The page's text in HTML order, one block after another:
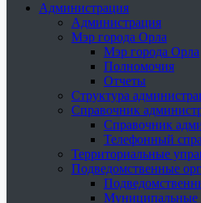
Администрация
Администрация
Мэр города Орла
Мэр города Орла
Полномочия
Отчеты
Структура
Справочник
Справочник
Телефонный
Территориальные
Подведомственные
Муниципальные